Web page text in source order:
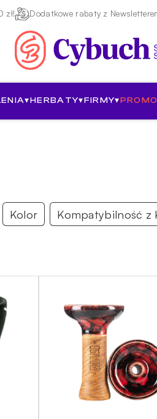
zł! Dodatkowe rabaty z
▾HERBATY▾FIRMY▾
Kolor Kompatybilność z